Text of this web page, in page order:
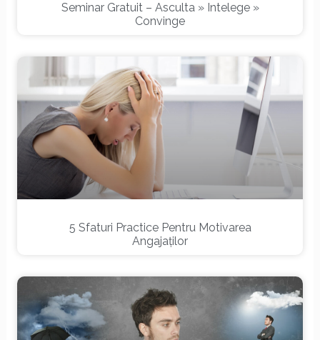
Seminar Gratuit – Asculta » Intelege »
Convinge
5 Sfaturi Practice Pentru Motivarea
Angajaților